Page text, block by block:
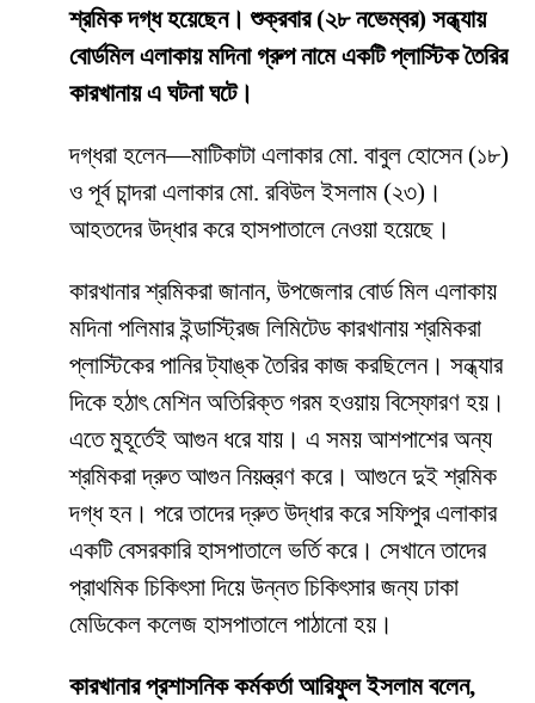
শ্রমিক দগ্ধ হয়েছেন। শুক্রবার (২৮ নভেম্বর) সন্ধ্যায়
বোর্ডমিল এলাকায় মদিনা গ্রুপ নামে একটি প্লাস্টিক তৈরির
কারখানায় এ ঘটনা ঘটে।
দগ্ধরা হলেন—মাটিকাটা এলাকার মো. বাবুল হোসেন (১৮)
ও পূর্ব চান্দরা এলাকার মো. রবিউল ইসলাম (২৩)।
আহতদের উদ্ধার করে হাসপাতালে নেওয়া হয়েছে।
কারখানার শ্রমিকরা জানান, উপজেলার বোর্ড মিল এলাকায়
মদিনা পলিমার ইন্ডাস্ট্রিজ লিমিটেড কারখানায় শ্রমিকরা
প্লাস্টিকের পানির ট্যাঙ্ক তৈরির কাজ করছিলেন। সন্ধ্যার
দিকে হঠাৎ মেশিন অতিরিক্ত গরম হওয়ায় বিস্ফোরণ হয়।
এতে মুহূর্তেই আগুন ধরে যায়। এ সময় আশপাশের অন্য
শ্রমিকরা দ্রুত আগুন নিয়ন্ত্রণ করে। আগুনে দুই শ্রমিক
দগ্ধ হন। পরে তাদের দ্রুত উদ্ধার করে সফিপুর এলাকার
একটি বেসরকারি হাসপাতালে ভর্তি করে। সেখানে তাদের
প্রাথমিক চিকিৎসা দিয়ে উন্নত চিকিৎসার জন্য ঢাকা
মেডিকেল কলেজ হাসপাতালে পাঠানো হয়।
কারখানার প্রশাসনিক কর্মকর্তা আরিফুল ইসলাম বলেন,